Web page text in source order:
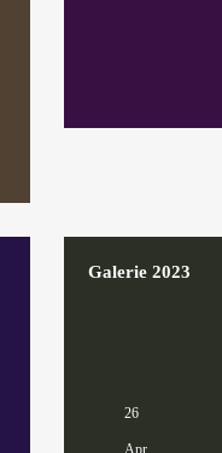
Galerie 2023
26
Apr.,